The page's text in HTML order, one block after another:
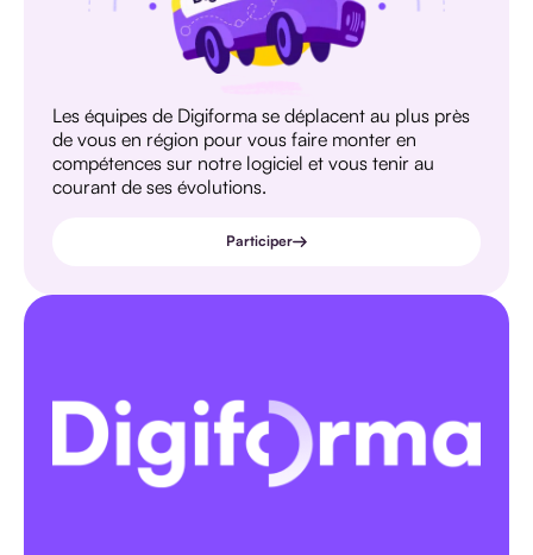
Les équipes de Digiforma se déplacent au plus près
de vous en région pour vous faire monter en
compétences sur notre logiciel et vous tenir au
courant de ses évolutions.
Participer